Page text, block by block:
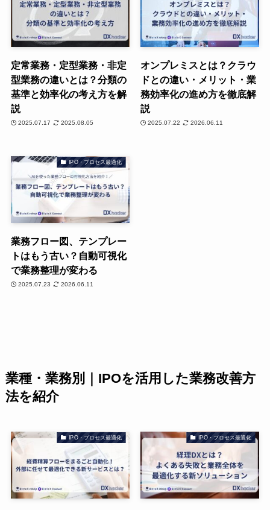
定常業務・定型業務・非定
型業務の違いとは？分類の
基準と効率化の考え方を解
説
2025.07.17 2025.08.05
オンプレミスとは？クラウ
ドとの違い・メリット・業
務効率化の進め方を徹底解
説
2025.07.22 2026.06.11
IPO・プロセス最適化
業務フロー図、テンプレー
トはもう古い？自動可視化
で業務整理が変わる
2025.07.23 2026.06.11
業種・業務別｜IPOを活用した業務改善方
法を紹介
IPO・プロセス最適化 IPO・プロセス最適化